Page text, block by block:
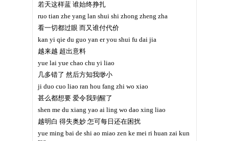
若天这样蓝 谁始终挣扎
ruo tian zhe yang lan shui shi zhong zheng zha
看一切都过眼 而又谁付代价
kan yi qie du guo yan er you shui fu dai jia
越来越 超出意料
yue lai yue chao chu yi liao
几多错了 然后方知我缈小
ji duo cuo liao ran hou fang zhi wo xiao
甚么都想要 爱令我到醒了
shen me du xiang yao ai ling wo dao xing liao
越明白 得失奥妙 怎可每日还在困扰
yue ming bai de shi ao miao zen ke mei ri huan zai kun